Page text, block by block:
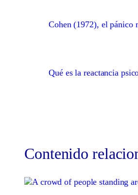
Cohen (1972), el pánico
Qué es la reactancia
Contenido